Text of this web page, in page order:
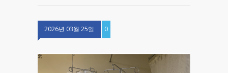
2026년 03월 25일 0